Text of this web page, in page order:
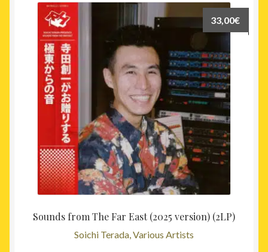
Sounds from The Far East (2025 version) (2LP)
Soichi Terada, Various Artists
33,00€